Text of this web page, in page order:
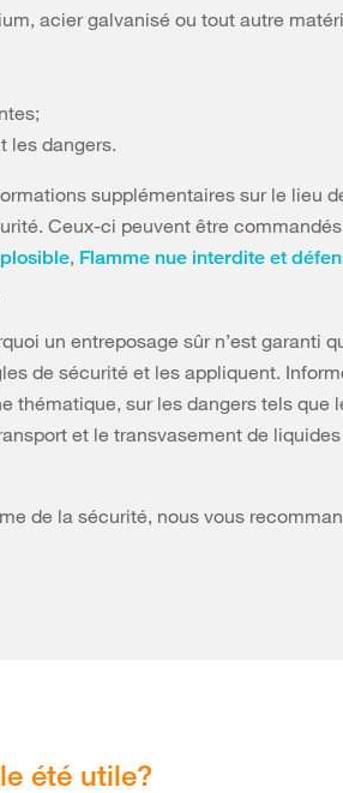
acier galvanisé ou tout autre
les dangers.
supplémentaires sur le lieu
Ceux-ci peuvent être
, Flamme nue interdite et
un entreposage sûr n’est garanti
de sécurité et les appliquent.
thématique, sur les dangers tels que
et le transvasement de liquides
de la sécurité, nous vous
été utile?